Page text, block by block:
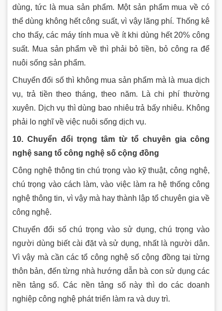
dùng, tức là mua sản phẩm. Một sản phẩm mua về có
thể dùng không hết công suất, vì vậy lãng phí. Thống kê
cho thấy, các máy tính mua về ít khi dùng hết 20% công
suất. Mua sản phẩm về thì phải bỏ tiền, bỏ công ra để
nuôi sống sản phẩm.
Chuyển đổi số thì không mua sản phẩm mà là mua dịch
vụ, trả tiền theo tháng, theo năm. Là chi phí thường
xuyên. Dịch vụ thì dùng bao nhiêu trả bấy nhiêu. Không
phải lo nghĩ về việc nuôi sống dịch vụ.
10. Chuyển đổi trọng tâm từ tổ chuyên gia công
nghệ sang tổ công nghệ số cộng đồng
Công nghệ thông tin chú trọng vào kỹ thuật, công nghệ,
chú trọng vào cách làm, vào việc làm ra hệ thống công
nghệ thông tin, vì vậy mà hay thành lập tổ chuyên gia về
công nghệ.
Chuyển đổi số chú trọng vào sử dụng, chú trọng vào
người dùng biết cài đặt và sử dụng, nhất là người dân.
Vì vậy mà cần các tổ công nghệ số cộng đồng tại từng
thôn bản, đến từng nhà hướng dẫn bà con sử dụng các
nền tảng số. Các nền tảng số này thì do các doanh
nghiệp công nghệ phát triển làm ra và duy trì.